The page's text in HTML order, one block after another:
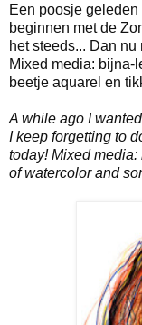
Een poosje
beginnen met de
het steeds... Dan
Mixed media: bijna-
beetje aquarel en
A while ago I
I keep forgetting to
today! Mixed
of watercolor and